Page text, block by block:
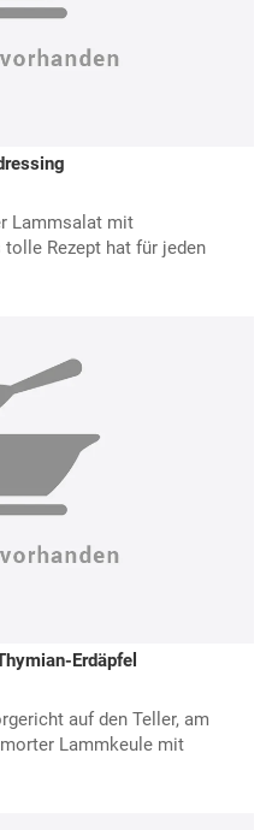
Lammsalat mit
Rezept hat für jeden
Erdäpfel
auf den Teller, am
Lammkeule mit